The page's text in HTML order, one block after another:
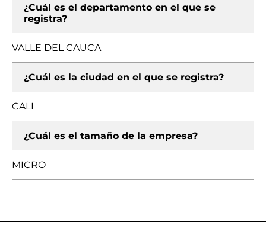
¿Cuál es el departamento en el que se
registra?
VALLE DEL CAUCA
¿Cuál es la ciudad en el que se registra?
CALI
¿Cuál es el tamaño de la empresa?
MICRO